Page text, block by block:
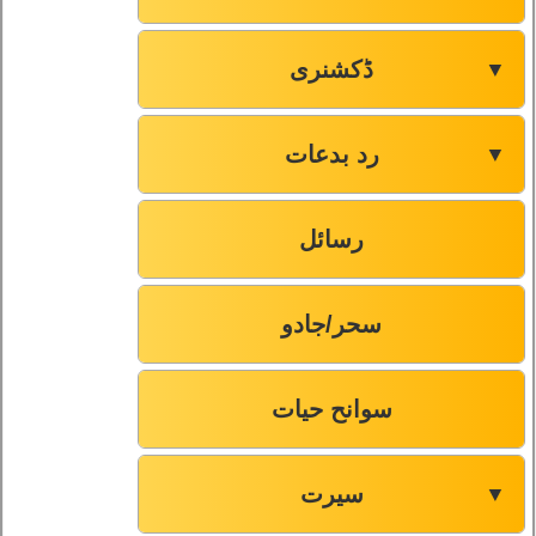
59 سورۃ الحشر
60 سورۃ الممتحنہ
61 سورۃ الصف
سورۃ المنافقون
ڈکشنری ▼
رد بدعات ▼
رسائل
سحر/جادو
سوانح حیات
سیرت ▼